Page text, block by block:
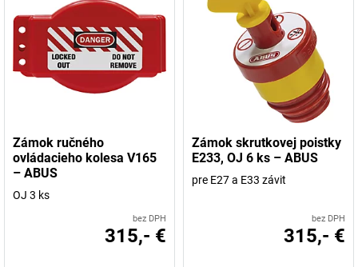
Zámok ručného
ovládacieho kolesa V165
– ABUS
OJ 3 ks
bez DPH
315,- €
Zámok skrutkovej poistky
E233, OJ 6 ks – ABUS
pre E27 a E33 závit
bez DPH
315,- €